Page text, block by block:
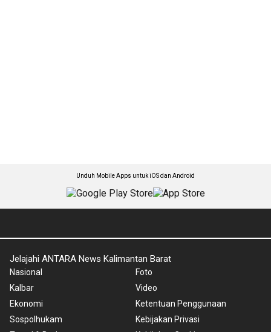
Unduh Mobile Apps untuk iOS dan Android
Jelajahi ANTARA News Kalimantan Barat
Nasional
Kalbar
Ekonomi
Sospolhukam
Foto
Video
Ketentuan Penggunaan
Kebijakan Privasi